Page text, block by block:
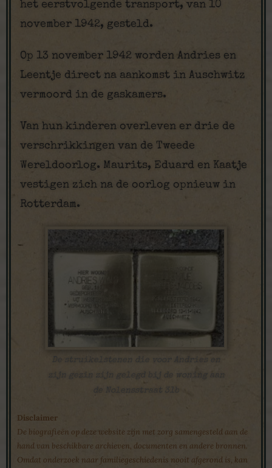
het eerstvolgende transport, van 10
november 1942, gesteld.
Op 13 november 1942 worden Andries en
Leentje direct na aankomst in Auschwitz
vermoord in de gaskamers.
Van hun kinderen overleven er drie de
verschrikkingen van de Tweede
Wereldoorlog. Maurits, Eduard en Kaatje
vestigen zich na de oorlog opnieuw in
Rotterdam.
De struikelstenen die voor Andries en
zijn gezin zijn gelegd bij de woning aan
Disclaimer
De biografieën op deze website zijn met zorg samengesteld aan de
hand van beschikbare archieven, documenten en andere bronnen.
Omdat onderzoek naar familiegeschiedenis nooit afgerond is, kan